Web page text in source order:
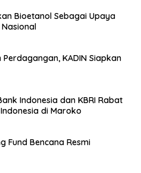
Bioetanol Sebagai Upaya
KADIN Siapkan
Indonesia dan KBRI Rabat
di Maroko
Fund Bencana Resmi